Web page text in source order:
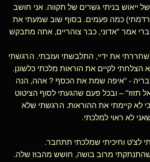
ייאוש בניתי גשרים של תקווה. אני חושב
כמה פעמים. בסוף שוב שמעתי את
אמר "אדוני, כבר צוהריים, אתה מתבקש
את ידיי, התלבשתי ועזבתי. הרגשתי
הצלחתי לקיים את הוראות מלכתי כלשונן.
- "איפה שמת את הכסף ? אהה, הנה
תזוז" – ובכל פעם שהגעתי לסוף הציטוט
לא קיימתי את ההוראות. הרגשתי שלא
לא ראוי למלכתי.
לצ'ט וחיכיתי שמלכתי תתחבר.
מרוב בושה, חושש מהבוז שלה.